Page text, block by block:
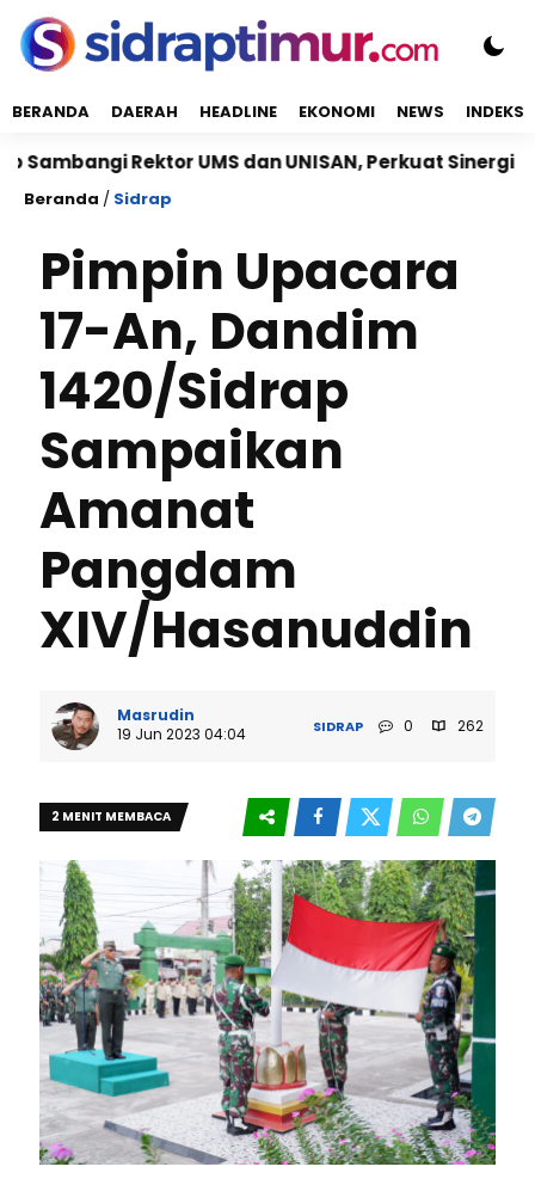
BERANDA DAERAH HEADLINE EKONOMI NEWS INDEKS
Rektor UMS dan UNISAN, Perkuat Sinergi
Beranda / Sidrap
Pimpin Upacara
17-An, Dandim
1420/Sidrap
Sampaikan
Amanat
Pangdam
XIV/Hasanuddin
Masrudin
19 Jun 2023 04:04
SIDRAP 0 262
2 MENIT MEMBACA